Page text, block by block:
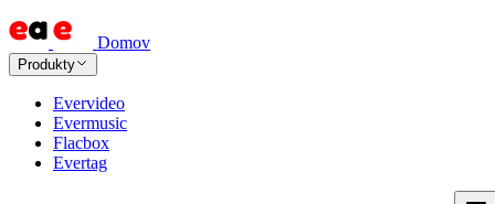
Domov
Produkty
Evervideo
Evermusic
Flacbox
Evertag